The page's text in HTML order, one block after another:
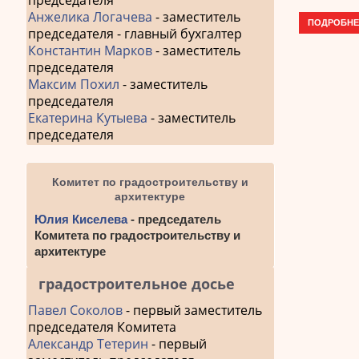
Анжелика Логачева - заместитель
председателя - главный бухгалтер
Константин Марков- заместитель
председателя
Максим Похил - заместитель
председателя
Екатерина Кутыева - заместитель
председателя
Комитет по градостроительству и
архитектуре
Юлия Киселева- председатель
Комитета по градостроительству и
архитектуре
градостроительное досье
Павел Соколов- первый заместитель
председателя Комитета
Александр Тетерин - первый